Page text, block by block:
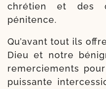
chré­tien et des
pénitence.
Qu’avant tout ils
Dieu et notre
remer­ciements
puis­sante